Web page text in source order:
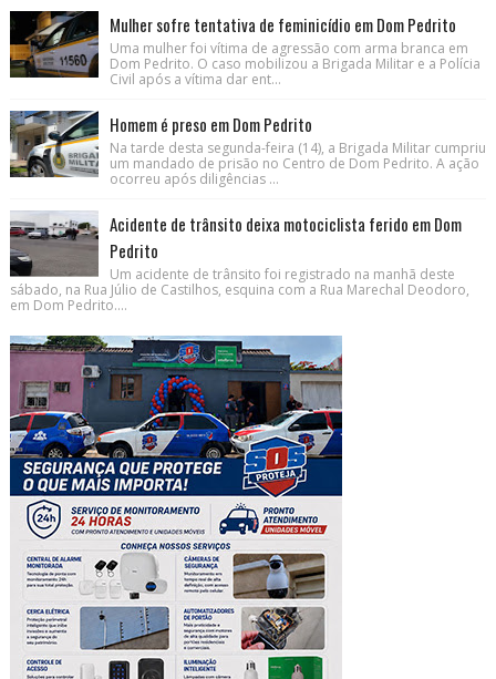
Mulher sofre tentativa de feminicídio em Dom Pedrito
Uma mulher foi vítima de agressão com arma branca em
Dom Pedrito. O caso mobilizou a Brigada Militar e a Polícia
Civil após a vítima dar ent...
Homem é preso em Dom Pedrito
Na tarde desta segunda-feira (14), a Brigada Militar cumpriu
um mandado de prisão no Centro de Dom Pedrito. A ação
ocorreu após diligências ...
Acidente de trânsito deixa motociclista ferido em Dom
Pedrito
Um acidente de trânsito foi registrado na manhã deste
sábado, na Rua Júlio de Castilhos, esquina com a Rua Marechal Deodoro,
em Dom Pedrito....